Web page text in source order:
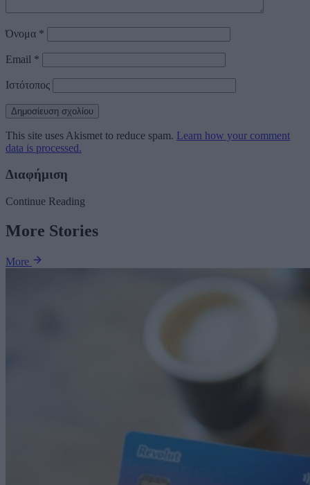
Όνομα *
Email *
Ιστότοπος
This site uses Akismet to reduce spam. Learn how your comment
data is processed.
Διαφήμιση
Continue Reading
More Stories
More